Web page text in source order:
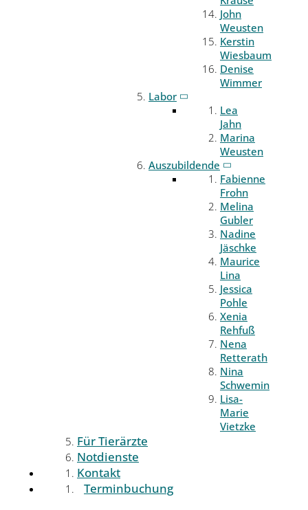
John
Weusten
Kerstin
Wiesbaum
Denise
Wimmer
Labor
Lea
Jahn
Marina
Weusten
Auszubildende
Fabienne
Frohn
Melina
Gubler
Nadine
Jäschke
Maurice
Lina
Jessica
Pohle
Xenia
Rehfuß
Nena
Retterath
Nina
Schwemin
Lisa-
Marie
Vietzke
Für Tierärzte
Notdienste
Kontakt
Terminbuchung